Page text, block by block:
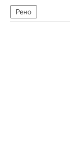
Рено